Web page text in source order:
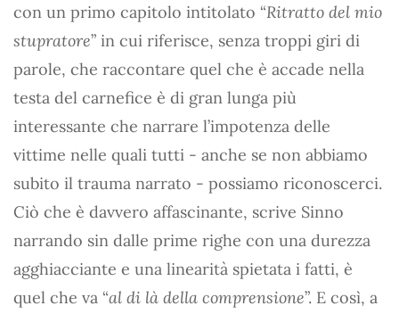
con un primo capitolo intitolato “Ritratto del mio
stupratore” in cui riferisce, senza troppi giri di
parole, che raccontare quel che è accade nella
testa del carnefice è di gran lunga più
interessante che narrare l’impotenza delle
vittime nelle quali tutti - anche se non abbiamo
subito il trauma narrato - possiamo riconoscerci.
Ciò che è davvero affascinante, scrive Sinno
narrando sin dalle prime righe con una durezza
agghiacciante e una linearità spietata i fatti, è
quel che va “al di là della comprensione”. E così, a